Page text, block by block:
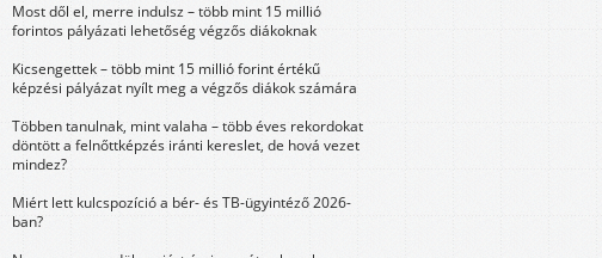
Most dől el, merre indulsz – több mint 15 millió
forintos pályázati lehetőség végzős diákoknak
Kicsengettek – több mint 15 millió forint értékű
képzési pályázat nyílt meg a végzős diákok számára
Többen tanulnak, mint valaha – több éves rekordokat
döntött a felnőttképzés iránti kereslet, de hová vezet
mindez?
Miért lett kulcspozíció a bér- és TB-ügyintéző 2026-
ban?